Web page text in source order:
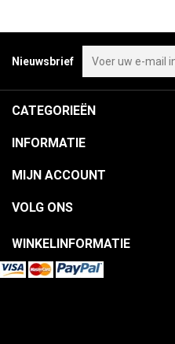
Nieuwsbrief
CATEGORIEËN
INFORMATIE
MIJN ACCOUNT
VOLG ONS
WINKELINFORMATIE